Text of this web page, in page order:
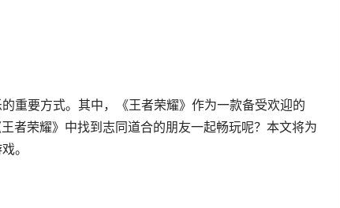
重要方式。其中，《王者荣耀》作为一款备受欢迎的
者荣耀》中找到志同道合的朋友一起畅玩呢？本文将为
。